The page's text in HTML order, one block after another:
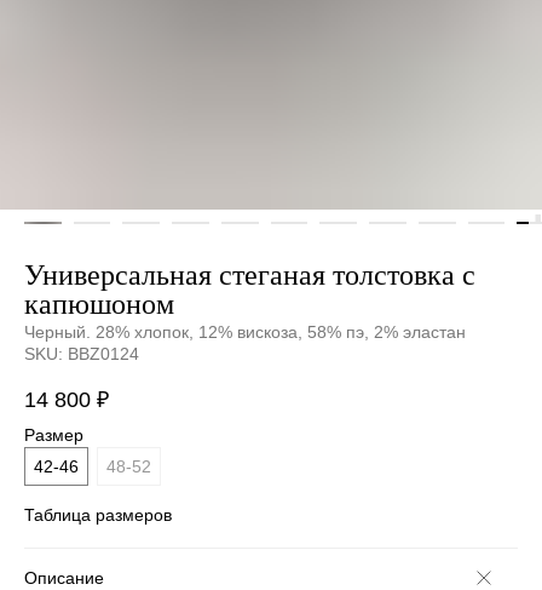
Универсальная стеганая толстовка с
капюшоном
Черный. 28% хлопок, 12% вискоза, 58% пэ, 2% эластан
SKU: BBZ0124
14 800 ₽
Размер
42-46
48-52
Таблица размеров
Описание